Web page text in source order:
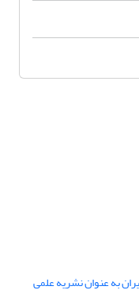
به عنوان نشریه علمی